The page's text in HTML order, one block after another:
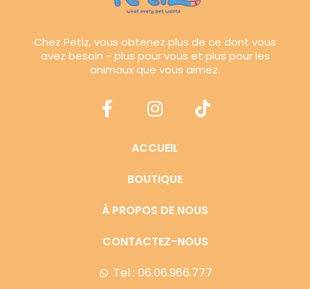
Chez Petiz, vous obtenez plus de ce dont vous
avez besoin - plus pour vous et plus pour les
animaux que vous aimez.
ACCUEIL
BOUTIQUE
À PROPOS DE NOUS
CONTACTEZ-NOUS
Tel : 06.06.966.777